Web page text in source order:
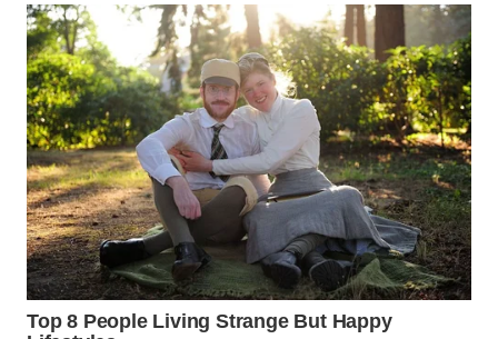
WN
LIKUPANG
WN
LABUANBAJO
WN
BORNEO
Wahana
Media
Group